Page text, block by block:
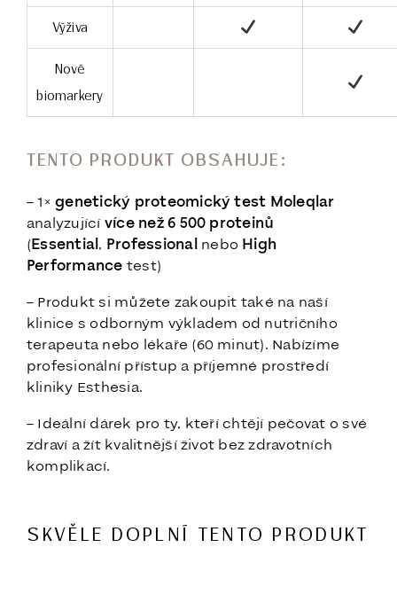
Výživa
Nové
biomarkery
TENTO PRODUKT OBSAHUJE:
– 1×genetický proteomický test Moleqlar
analyzující více než 6 500 proteinů
(Essential, Professionalnebo High
Performance test)
– Produkt si můžete zakoupit také na naší
klinice s odborným výkladem od nutričního
terapeuta nebo lékaře (60 minut). Nabízíme
profesionální přístup a příjemné prostředí
kliniky Esthesia.
– Ideální dárek pro ty, kteří chtějí pečovat o své
zdraví a žít kvalitnější život bez zdravotních
komplikací.
SKVĚLE DOPLNÍ TENTO PRODUKT